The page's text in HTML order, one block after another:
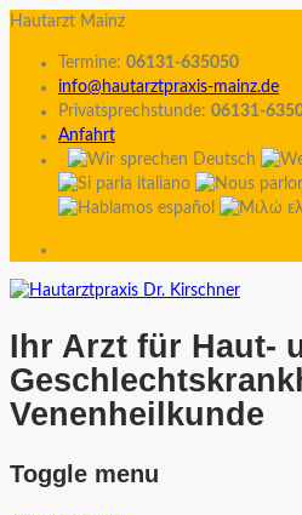
Hautarzt Mainz
Termine: 06131-635050
info@hautarztpraxis-mainz.de
Privatsprechstunde: 06131-
Anfahrt
Ihr Arzt für Haut-
Venenheilkunde
Toggle menu